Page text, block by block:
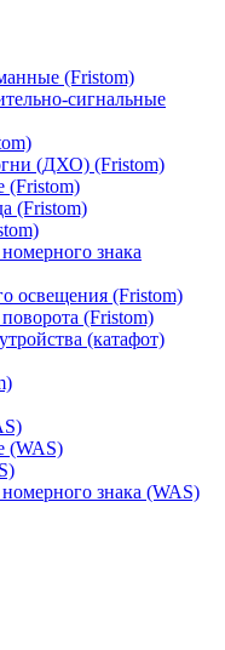
(Fristom)
сигнальные
(ДХО) (Fristom)
(Fristom)
(Fristom)
знака
освещения (Fristom)
(Fristom)
(катафот)
(WAS)
знака (WAS)